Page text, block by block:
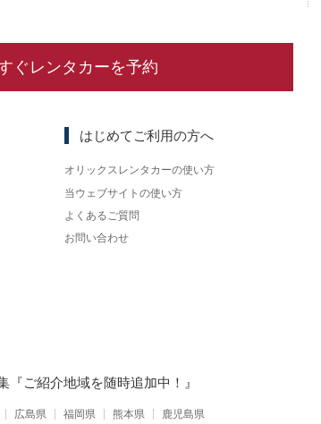
ぐレンタカーを予約
はじめてご利用の方へ
オリックスレンタカーの使い方
当ウェブサイトの使い方
よくあるご質問
お問い合わせ
『ご紹介地域を随時追加中！』
広島県 福岡県 熊本県 鹿児島県